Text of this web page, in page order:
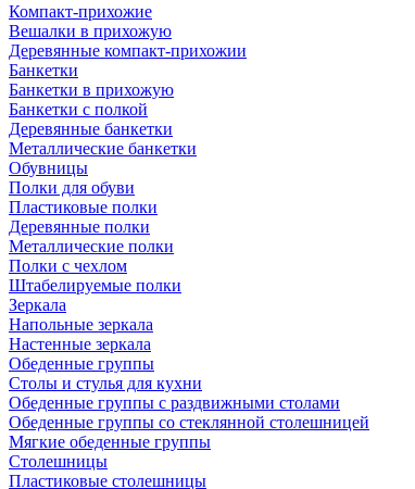
Компакт-прихожие
Вешалки в прихожую
Деревянные компакт-прихожии
Банкетки
Банкетки в прихожую
Банкетки с полкой
Деревянные банкетки
Металлические банкетки
Обувницы
Полки для обуви
Пластиковые полки
Деревянные полки
Металлические полки
Полки с чехлом
Штабелируемые полки
Зеркала
Напольные зеркала
Настенные зеркала
Обеденные группы
Столы и стулья для кухни
Обеденные группы с раздвижными столами
Обеденные группы со стеклянной столешницей
Мягкие обеденные группы
Столешницы
Пластиковые столешницы